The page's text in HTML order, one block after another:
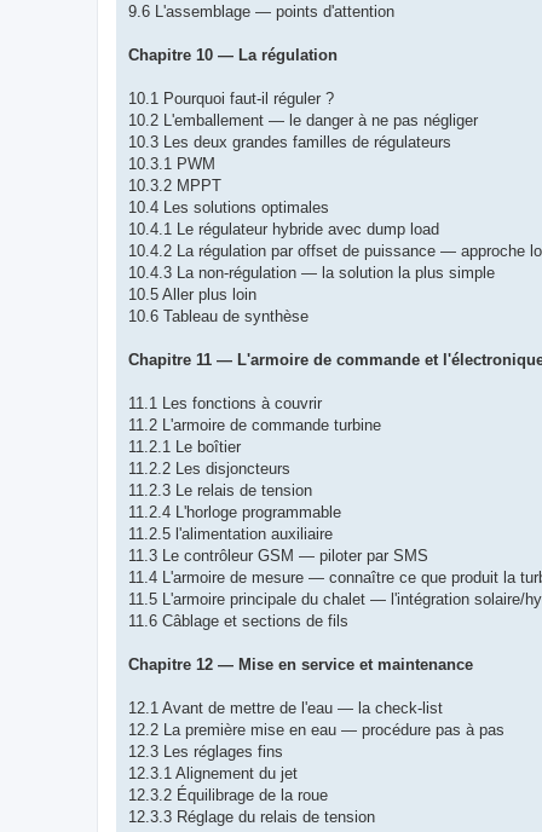
9.6 L'assemblage — points d'attention
Chapitre 10 — La régulation
10.1 Pourquoi faut-il réguler ?
10.2 L'emballement — le danger à ne pas négliger
10.3 Les deux grandes familles de régulateurs
10.3.1 PWM
10.3.2 MPPT
10.4 Les solutions optimales
10.4.1 Le régulateur hybride avec dump load
10.4.2 La régulation par offset de puissance — approche
10.4.3 La non-régulation — la solution la plus simple
10.5 Aller plus loin
10.6 Tableau de synthèse
Chapitre 11 — L'armoire de commande et
11.1 Les fonctions à couvrir
11.2 L'armoire de commande turbine
11.2.1 Le boîtier
11.2.2 Les disjoncteurs
11.2.3 Le relais de tension
11.2.4 L'horloge programmable
11.2.5 l'alimentation auxiliaire
11.3 Le contrôleur GSM — piloter par SMS
11.4 L'armoire de mesure — connaître ce que produit la
11.5 L'armoire principale du chalet — l'intégration solaire/
11.6 Câblage et sections de fils
Chapitre 12 — Mise en service et maintenance
12.1 Avant de mettre de l'eau — la check-list
12.2 La première mise en eau — procédure pas à pas
12.3 Les réglages fins
12.3.1 Alignement du jet
12.3.2 Équilibrage de la roue
12.3.3 Réglage du relais de tension